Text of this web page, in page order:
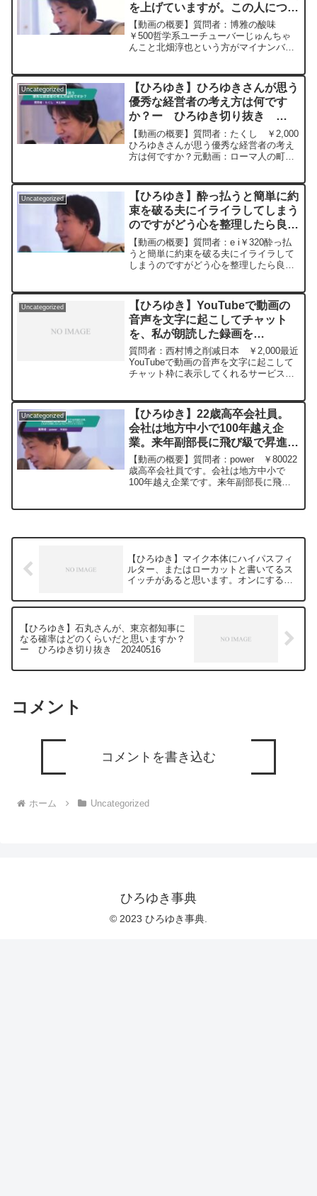
を上げていますが。この人につい
て何かご存知ですか？ー ひろゆ
き切り抜き 20241013
【動画の概要】質問者：博雅の酸味
￥500哲学系ユーチューバーじゅんちゃ
んこと北畑淳也という方がマイナンバー
んの嘘を批判する動画を上げています
が。この人について何かご存...
Uncategorized
【ひろゆき】ひろゆきさんが思う
優秀な経営者の考え方は何です
か？ー ひろゆき切り抜き
20250205
【動画の概要】質問者：たくし ￥2,000
ひろゆきさんが思う優秀な経営者の考え
方は何ですか？元動画：ローマ人の町の
で、寄せられた質問について、一問一答
形式にし...
Uncategorized
【ひろゆき】酔っ払うと簡単に約
束を破る夫にイライラしてしまう
のですがどう心を整理したら良い
ですか？ー ひろゆき切り抜き
20230728
【動画の概要】質問者：e i￥320酔っ払
うと簡単に約束を破る夫にイライラして
しまうのですがどう心を整理したら良い
ゆきさんの動画で、寄せられた質...
Uncategorized
【ひろゆき】YouTubeで動画の
音声を文字に起こしてチャット
を、私が朗読した録画を
YouTubeにアップしたら違法で
しょうか。ー ひろゆき切り抜
き 20240228
質問者：西村博之削减日本 ￥2,000最近
YouTubeで動画の音声を文字に起こして
チャット枠に表示してくれるサービスが
著作権が掛かってると思うんです。この
文章を私が朗読した録画をYouTubeにア
ップしたら違法でしょうか。例えばひろ
ゆきさんのライブを切り抜いて勝手にア
ップしたら違法ですが、ひろゆきさんの
ライブの音声を私が朗読した音声に替え
た動画をアップしても違法ですか。ガジ
ェット通信は私を訴えますか。元動画：
Dursusを呑みながら 2024/02/28
***************ひろゆきさんの動画で、寄
せられた質問について、一問一答形式に
してみました。過去にこんな質問してる
のサイトから検索してみてください。
多くの質問を今後も編集し、アップロー
ドしていきますので、使いやすいと感じ
て頂けたら、いいね！やチャンネル登録
Uncategorized
【ひろゆき】22歳高卒会社員。
会社は地方中小で100年越え企
業。来年副部長に飛び級で昇進。
褒めてください。これから失敗し
ないようにアドバイスください。
ー ひろゆき切り抜き
【動画の概要】質問者：power ￥80022
歳高卒会社員です。会社は地方中小で
100年越え企業です。来年副部長に飛び
【ひろゆき】マイク本体にハイパスフィ
ルター、またはローカットと書いてるス
イッチがあると思います。オンにすると
れますよ！ー ひろゆき切り抜き
【ひろゆき】石丸さんが、東京都知事に
なる確率はどのくらいだと思いますか？
ー ひろゆき切り抜き 20240516
コメント
コメントを書き込む
ホーム Uncategorized
ひろゆき事典
© 2023 ひろゆき事典.